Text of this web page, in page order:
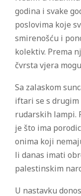
godina i svake
poslovima koje
smirenošću i
kolektiv. Prema
čvrsta vjera
Sa zalaskom
iftari se s
rudarskih lampi.
je što ima
onima koji
li danas imati
palestinskim
U nastavku